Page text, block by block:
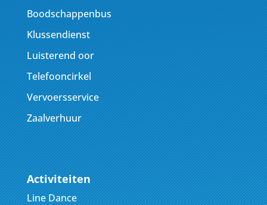
Boodschappenbus
Klussendienst
Luisterend oor
Telefooncirkel
Vervoersservice
Zaalverhuur
Activiteiten
Line Dance